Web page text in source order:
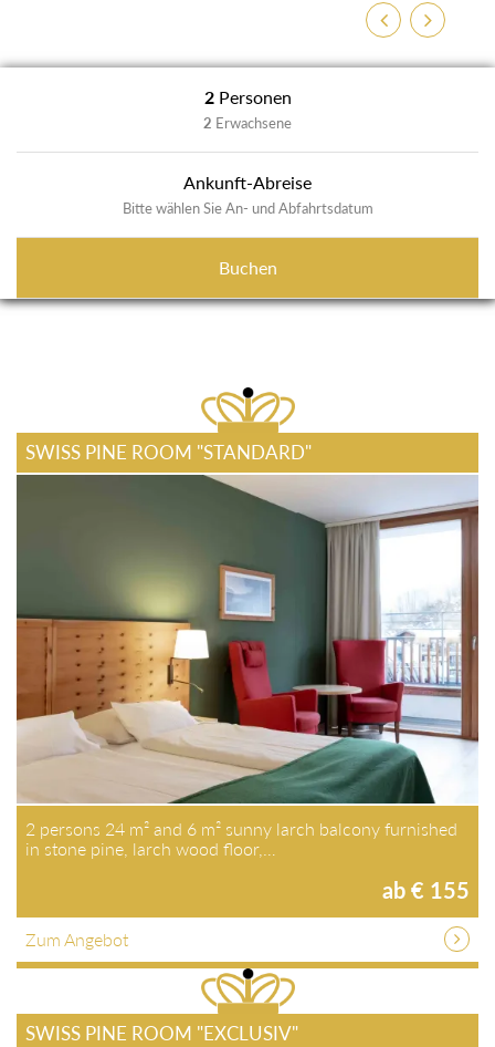
ZurückWeiter
2 Personen
2 Erwachsene
Ankunft-Abreise
Bitte wählen Sie An- und Abfahrtsdatum
Buchen
SWISS PINE ROOM "STANDARD"
2 persons 24 m² and 6 m² sunny larch balcony furnished
in stone pine, larch wood floor,…
ab € 155
Zum Angebot
SWISS PINE ROOM "EXCLUSIV"